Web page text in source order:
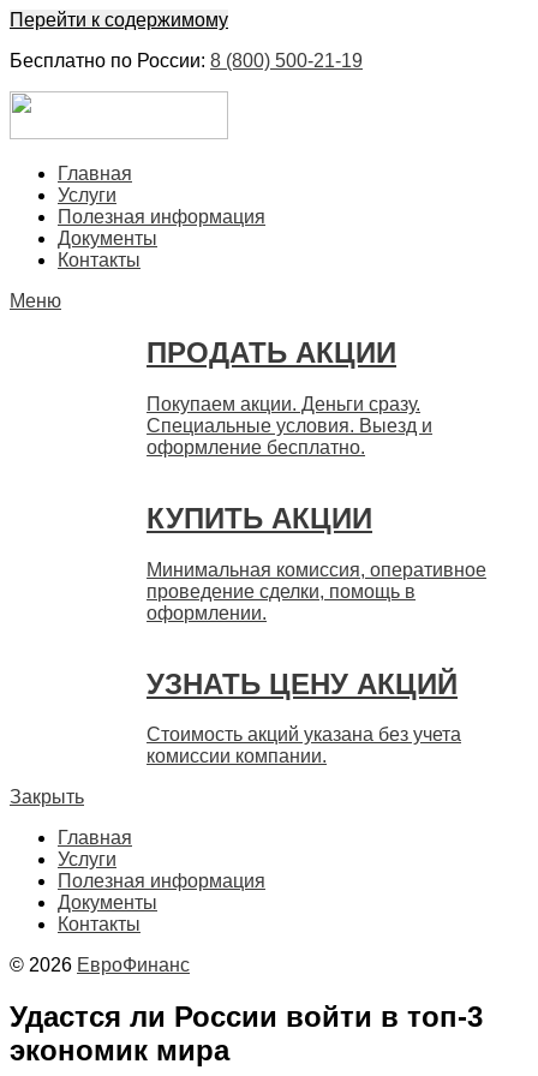
Перейти к содержимому
Бесплатно по России: 8 (800) 500-21-19
БыстроГлавная
Услуги
Полезная информация
Документы
Контакты
Меню
ПРОДАТЬ АКЦИИ
Покупаем акции. Деньги сразу.
Специальные условия. Выезд и
оформление бесплатно.
КУПИТЬ АКЦИИ
Минимальная комиссия, оперативное
проведение сделки, помощь в
оформлении.
УЗНАТЬ ЦЕНУ АКЦИЙ
Стоимость акций указана без учета
комиссии компании.
Закрыть
Главная
Услуги
Полезная информация
Документы
Контакты
© 2026 ЕвроФинанс
Удастся ли России войти в топ-3
экономик мира